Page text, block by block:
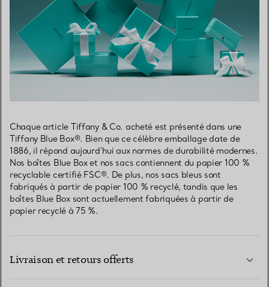
Chaque article Tiffany & Co. acheté est présenté dans une
Tiffany Blue Box®. Bien que ce célèbre emballage date de
1886, il répond aujourd’hui aux normes de durabilité modernes.
Nos boîtes Blue Box et nos sacs contiennent du papier 100 %
recyclable certifié FSC®. De plus, nos sacs bleus sont
fabriqués à partir de papier 100 % recyclé, tandis que les
boîtes Blue Box sont actuellement fabriquées à partir de
papier recyclé à 75 %.
Livraison et retours offerts